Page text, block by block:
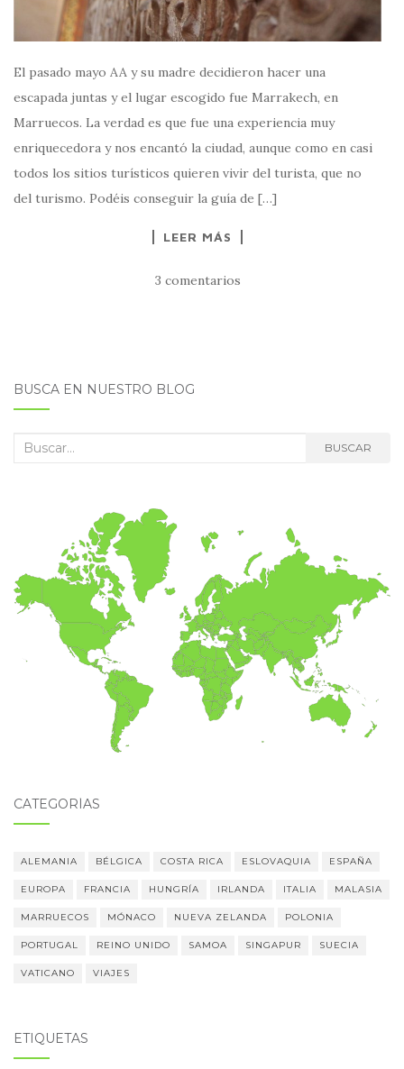
El pasado mayo AA y su madre decidieron hacer una
escapada juntas y el lugar escogido fue Marrakech, en
Marruecos. La verdad es que fue una experiencia muy
enriquecedora y nos encantó la ciudad, aunque como en casi
todos los sitios turísticos quieren vivir del turista, que no
del turismo. Podéis conseguir la guía de […]
LEER MÁS
3 comentarios
BUSCA EN NUESTRO BLOG
Buscar: BUSCAR
CATEGORÍAS
ALEMANIA BÉLGICA COSTA RICA ESLOVAQUIA ESPAÑA
EUROPA FRANCIA HUNGRÍA IRLANDA ITALIA MALASIA
MARRUECOS MÓNACO NUEVA ZELANDA POLONIA
PORTUGAL REINO UNIDO SAMOA SINGAPUR SUECIA
VATICANO VIAJES
ETIQUETAS